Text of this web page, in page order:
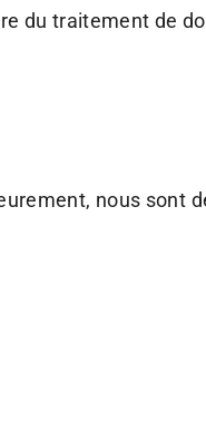
du traitement de
nous sont